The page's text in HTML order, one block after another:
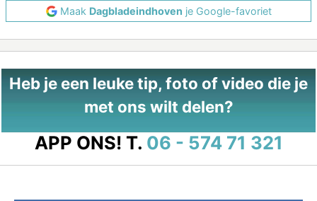
Maak Dagbladeindhoven je Google-favoriet
Heb je een leuke tip, foto of video die je
met ons wilt delen?
APP ONS! T. 06 - 574 71 321